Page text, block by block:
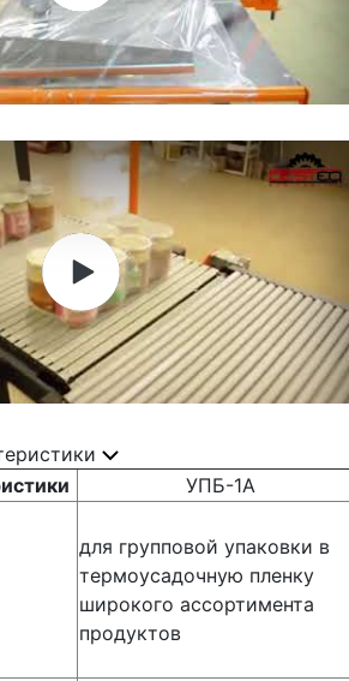
УПБ-1А
для групповой упаковки в
термоусадочную пленку
широкого ассортимента
продуктов